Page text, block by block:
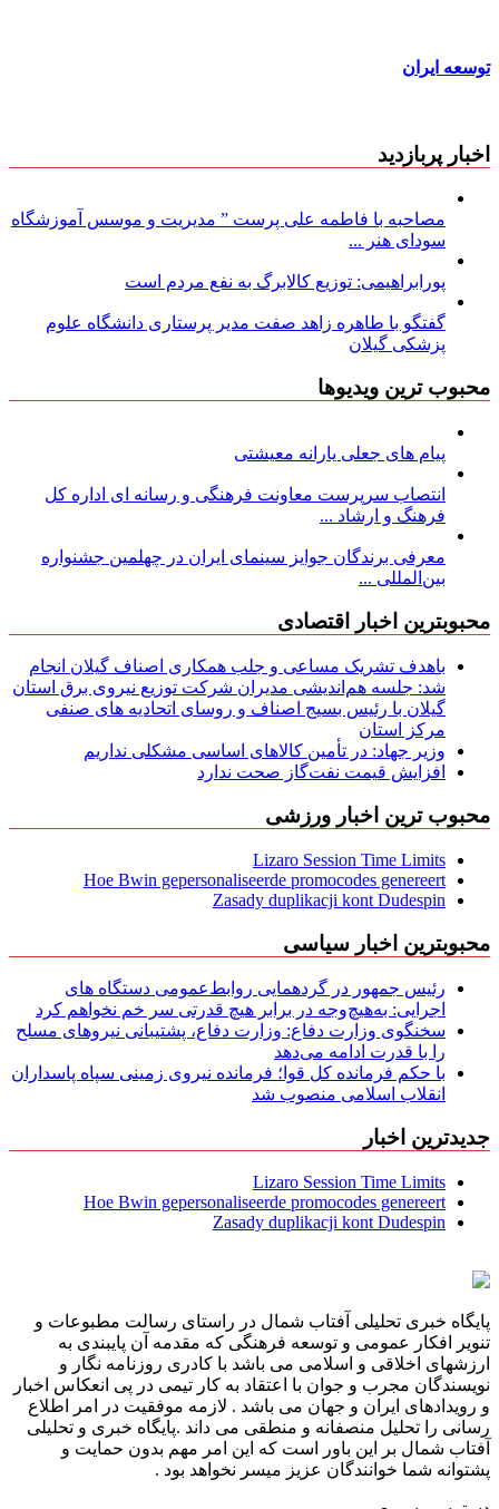
توسعه ایران
اخبار پربازدید
مصاحبه با فاطمه علی پرست ” مدیریت و موسس آموزشگاه
سودای هنر ...
پورابراهیمی: توزیع کالابرگ به نفع مردم است
گفتگو با طاهره زاهد صفت مدیر پرستاری دانشگاه علوم
پزشکی گیلان
محبوب ترین ویدیوها
پیام های جعلی یارانه معیشتی
انتصاب سرپرست معاونت فرهنگی و رسانه ای اداره کل
فرهنگ و ارشاد ...
معرفی برندگان جوایز سینمای ایران در چهلمین جشنواره
بین‌المللی ...
محبوبترین اخبار اقتصادی
باهدف تشریک مساعی و جلب همکاری اصناف گیلان انجام
شد: جلسه هم‌اندیشی مدیران شركت توزیع نیروی برق استان
گیلان با رئیس بسیج اصناف و روسای اتحادیه های صنفی
مركز استان
وزیر جهاد: در تأمین کالاهای اساسی مشکلی نداریم
افزایش قیمت نفت‌گاز صحت ندارد
محبوب ترین اخبار ورزشی
Lizaro Session Time Limits
Hoe Bwin gepersonaliseerde promocodes genereert
Zasady duplikacji kont Dudespin
محبوبترین اخبار سیاسی
رئیس جمهور در گردهمایی روابط‌عمومی دستگاه های
اجرایی: به‌هیچ‌وجه در برابر هیچ قدرتی سر خم نخواهم کرد
سخنگوی وزارت دفاع: وزارت دفاع، پشتیبانی نیرو‌های مسلح
را با قدرت ادامه می‌دهد
با حکم فرمانده کل قوا؛ فرمانده نیروی زمینی سپاه پاسداران
انقلاب اسلامی منصوب شد
جدیدترین اخبار
Lizaro Session Time Limits
Hoe Bwin gepersonaliseerde promocodes genereert
Zasady duplikacji kont Dudespin
پایگاه خبری تحلیلی آفتاب شمال در راستای رسالت مطبوعات و
تنویر افکار عمومی و توسعه فرهنگی که مقدمه آن پایبندی به
ارزشهای اخلاقی و اسلامی می باشد با کادری روزنامه نگار و
نویسندگان مجرب و جوان با اعتقاد به کار تیمی در پی انعکاس اخبار
و رویدادهای ایران و جهان می باشد . لازمه موفقیت در امر اطلاع
رسانی را تحلیل منصفانه و منطقی می داند .پایگاه خبری و تحلیلی
آفتاب شمال بر این باور است که این امر مهم بدون حمایت و
پشتوانه شما خوانندگان عزیز میسر نخواهد بود .